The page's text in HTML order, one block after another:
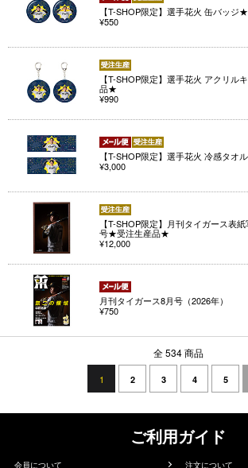
【T-SHOP限定】選手花火 缶バッ
¥550
【T-SHOP限定】選手花火 アクリル
品★
¥990
【T-SHOP限定】選手花火 冷感タ
¥3,000
【T-SHOP限定】月刊タイガース表
号★受注生産品★
¥12,000
月刊タイガース8月号（2026年）
¥750
全 534 商品
1 2 3 4 5
ご利用ガイド
会員について 注文について